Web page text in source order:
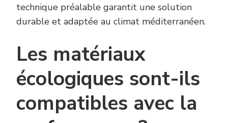
technique préalable garantit une solution
durable et adaptée au climat méditerranéen.
Les matériaux
écologiques sont-ils
compatibles avec la